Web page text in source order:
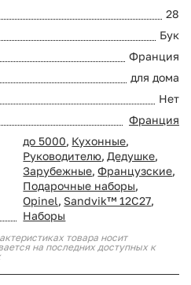
28
Бук
Франция
для дома
Нет
Франция
до 5000, Кухонные,
Руководителю, Дедушке,
Зарубежные, Французские,
Подарочные наборы,
Opinel, Sandvik™ 12С27,
Наборы
товара носит
на последних доступных к